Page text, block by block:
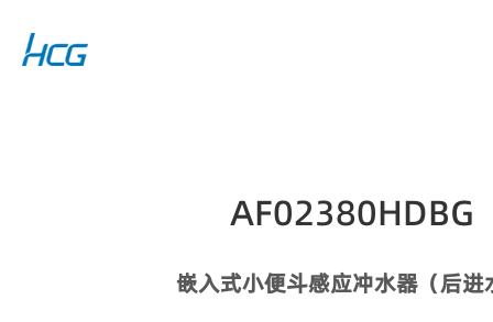
AF02380HDBG
嵌入式小便斗感应冲水器（后进